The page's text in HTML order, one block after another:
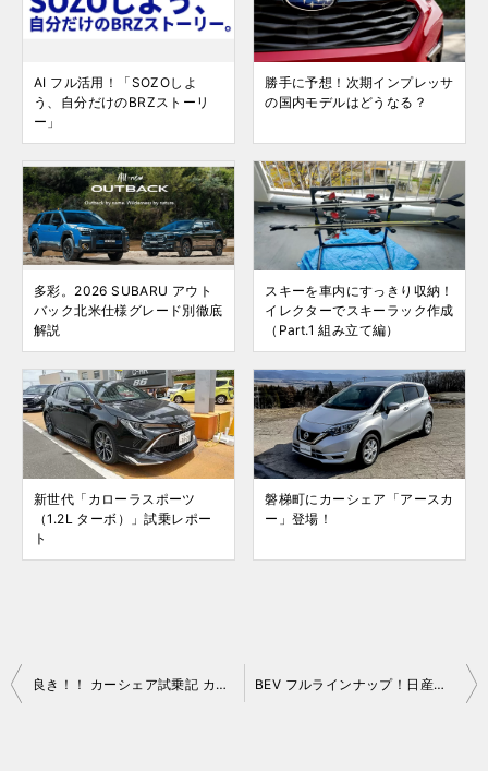
AI フル活用！「SOZOしよ
う、自分だけのBRZストーリ
ー」
勝手に予想！次期インプレッサ
の国内モデルはどうなる？
多彩。2026 SUBARU アウト
バック北米仕様グレード別徹底
解説
スキーを車内にすっきり収納！
イレクターでスキーラック作成
（Part.1 組み立て編）
新世代「カローラスポーツ
（1.2L ターボ）」試乗レポー
ト
磐梯町にカーシェア「アースカ
ー」登場！
投
良き！！ カーシェア試乗記 カレコで SUBARU「レヴォーグ」 BEV フルラインナップ！日産グローバル本社ギャラリーとオーラ NISMO 試乗